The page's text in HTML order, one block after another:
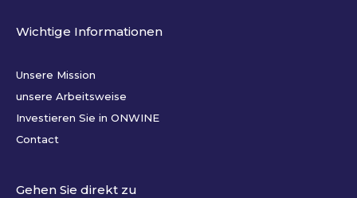
Wichtige Informationen
Unsere Mission
unsere Arbeitsweise
Investieren Sie in ONWINE
Contact
Gehen Sie direkt zu